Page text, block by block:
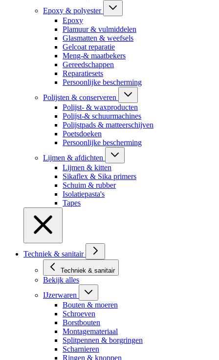
Epoxy & polyester
Epoxy
Plamuur & vulmiddelen
Glasmatten & weefsels
Gelcoat reparatie
Meng-& maatbekers
Gereedschappen
Reparatiesets
Persoonlijke bescherming
Polijsten & conserveren
Polijst- & waxproducten
Polijst-& schuurmachines
Polijstpads & matteerschijven
Poetsdoeken
Persoonlijke bescherming
Lijmen & afdichten
Lijmen & kitten
Sikaflex & Sika primers
Schuim & rubber
Isolatiepasta's
Tapes
Techniek & sanitair
Techniek & sanitair
Bekijk alles
IJzerwaren
Bouten & moeren
Schroeven
Borstbouten
Montagemateriaal
Splitpennen & borgringen
Scharnieren
Ringen & knoppen